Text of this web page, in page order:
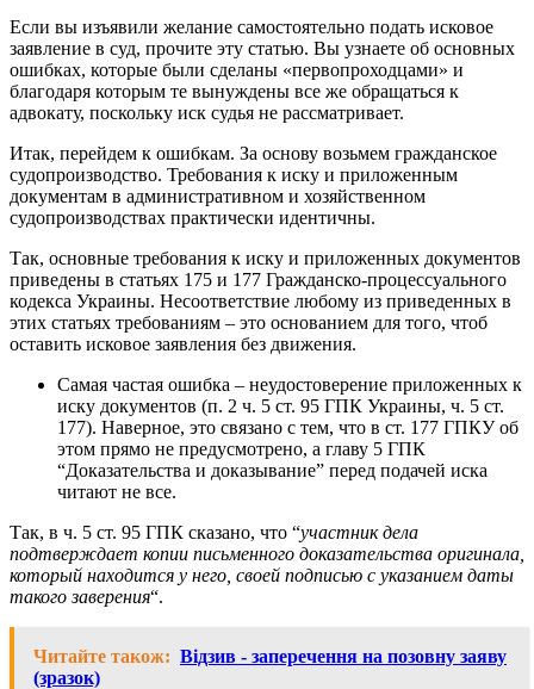
Если вы изъявили желание самостоятельно подать исковое
заявление в суд, прочите эту статью. Вы узнаете об основных
ошибках, которые были сделаны «первопроходцами» и
благодаря которым те вынуждены все же обращаться к
адвокату, поскольку иск судья не рассматривает.
Итак, перейдем к ошибкам. За основу возьмем гражданское
судопроизводство. Требования к иску и приложенным
документам в административном и хозяйственном
судопроизводствах практически идентичны.
Так, основные требования к иску и приложенных документов
приведены в статьях 175 и 177 Гражданско-процессуального
кодекса Украины. Несоответствие любому из приведенных в
этих статьях требованиям – это основанием для того, чтоб
оставить исковое заявления без движения.
Самая частая ошибка – неудостоверение приложенных к
иску документов (п. 2 ч. 5 ст. 95 ГПК Украины, ч. 5 ст.
177). Наверное, это связано с тем, что в ст. 177 ГПКУ об
этом прямо не предусмотрено, а главу 5 ГПК
“Доказательства и доказывание” перед подачей иска
читают не все.
Так, в ч. 5 ст. 95 ГПК сказано, что “участник дела
подтверждает копии письменного доказательства оригинала,
который находится у него, своей подписью с указанием даты
такого заверения“.
Читайте також: Відзив - заперечення на позовну заяву
(зразок)